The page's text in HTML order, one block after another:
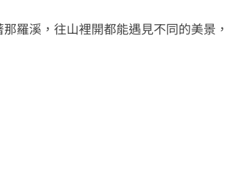
羅溪，往山裡開都能遇見不同的美景，